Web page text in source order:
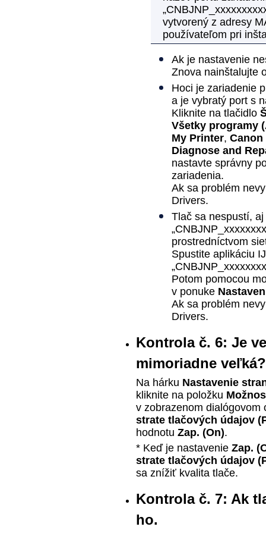
vytvorený z adresy
používateľom pri
Ak je nastavenie
Znova nainštalujte
Hoci je zariadenie
a je vybratý port s
Kliknite na tlačidlo
Všetky programy
My Printer, Canon
Diagnose and
nastavte správny
zariadenia.
Ak sa problém
Drivers.
Tlač sa nespustí,
prostredníctvom
Spustite aplikáciu
Potom pomocou
v ponuke
Ak sa problém
Drivers.
Kontrola č. 6: Je
mimoriadne veľká?
Na hárku Nastavenie
kliknite na položku
v zobrazenom
strate tlačových údajov
hodnotu Zap. (On).
* Keď je nastavenie Zap.
strate tlačových údajov
sa znížiť kvalita tlače.
Kontrola č. 7: Ak
ho.